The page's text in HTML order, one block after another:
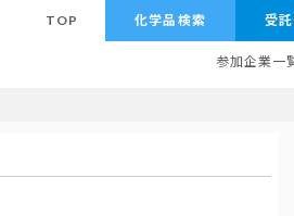
TOP 化学品検索 受
参加企業一